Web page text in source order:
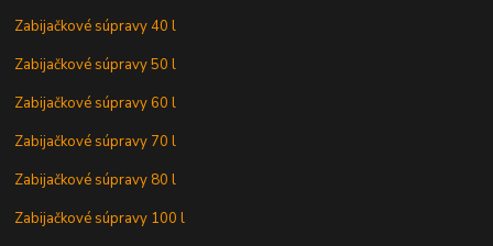
Zabijačkové súpravy 40 l
Zabijačkové súpravy 50 l
Zabijačkové súpravy 60 l
Zabijačkové súpravy 70 l
Zabijačkové súpravy 80 l
Zabijačkové súpravy 100 l